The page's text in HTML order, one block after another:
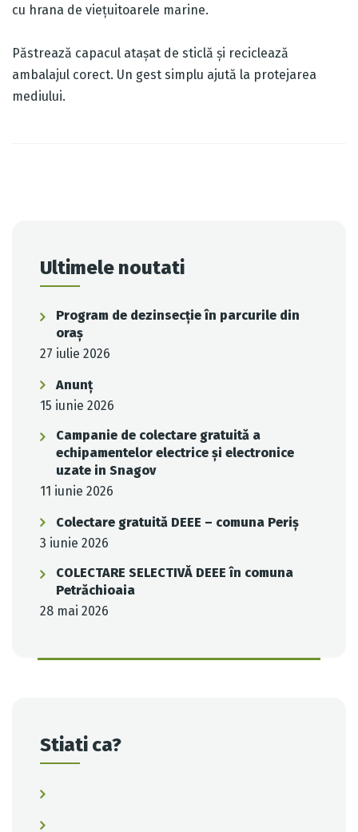
cu hrana de viețuitoarele marine.
Păstrează capacul atașat de sticlă și reciclează
ambalajul corect. Un gest simplu ajută la protejarea
mediului.
Ultimele noutati
Program de dezinsecție în parcurile din
oraș
27 iulie 2026
Anunț
15 iunie 2026
Campanie de colectare gratuită a
echipamentelor electrice și electronice
uzate in Snagov
11 iunie 2026
Colectare gratuită DEEE – comuna Periș
3 iunie 2026
COLECTARE SELECTIVĂ DEEE în comuna
Petrăchioaia
28 mai 2026
Stiati ca?